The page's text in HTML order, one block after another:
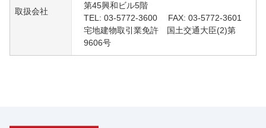
取扱会社
第45興和ビル5階
TEL: 03-5772-3600 FAX: 03-5772-3601
宅地建物取引業免許 国土交通大臣(2)第
9606号